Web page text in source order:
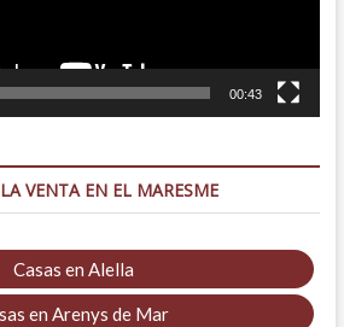
00:43
VENTA EN EL MARESME
Casas en Alella
en Arenys de Mar